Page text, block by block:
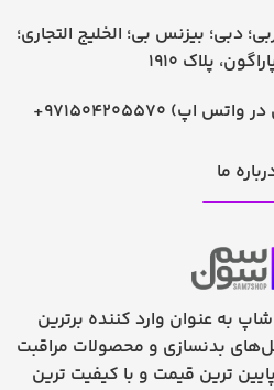
دبی؛ بیزنس بی؛ الخلیج التجاری؛
پلاک 1910
ما
فروشگاه اینترنتی سم 7 شاپ به عنوان وارد کننده برترین
بدنسازی و محصولات مراقبت
ترین قیمت و با کیفیت ترین